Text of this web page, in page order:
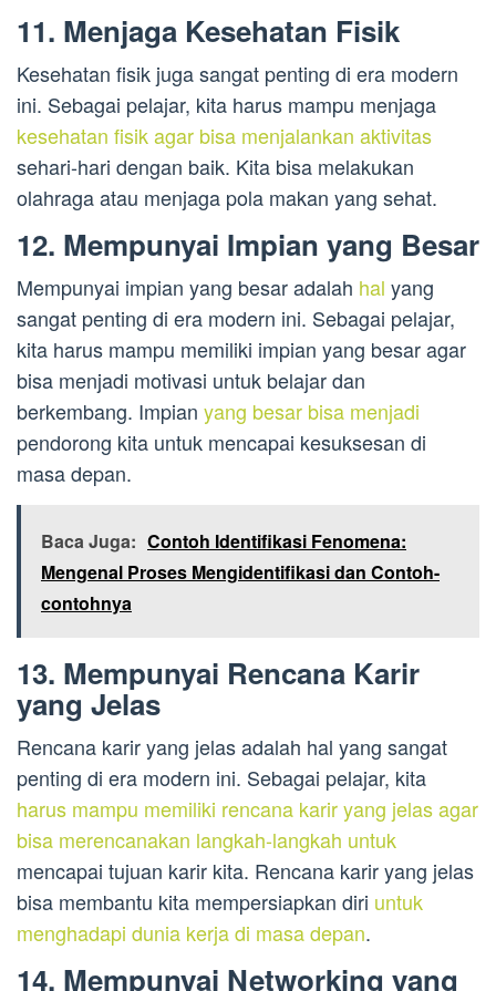
11. Menjaga Kesehatan Fisik
Kesehatan fisik juga sangat penting di era modern
ini. Sebagai pelajar, kita harus mampu menjaga
kesehatan fisik agar bisa menjalankan aktivitas
sehari-hari dengan baik. Kita bisa melakukan
olahraga atau menjaga pola makan yang sehat.
12. Mempunyai Impian yang Besar
Mempunyai impian yang besar adalah hal yang
sangat penting di era modern ini. Sebagai pelajar,
kita harus mampu memiliki impian yang besar agar
bisa menjadi motivasi untuk belajar dan
berkembang. Impian yang besar bisa menjadi
pendorong kita untuk mencapai kesuksesan di
masa depan.
Baca Juga: Contoh Identifikasi Fenomena:
Mengenal Proses Mengidentifikasi dan Contoh-
contohnya
13. Mempunyai Rencana Karir
yang Jelas
Rencana karir yang jelas adalah hal yang sangat
penting di era modern ini. Sebagai pelajar, kita
harus mampu memiliki rencana karir yang jelas agar
bisa merencanakan langkah-langkah untuk
mencapai tujuan karir kita. Rencana karir yang jelas
bisa membantu kita mempersiapkan diri untuk
menghadapi dunia kerja di masa depan.
14. Mempunyai Networking yang